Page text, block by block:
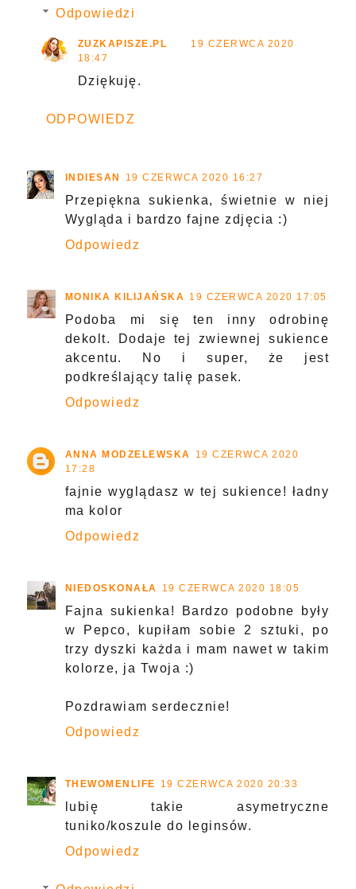
Odpowiedzi
ZUZKAPISZE.PL
19 CZERWCA 2020
18:47
Dziękuję.
ODPOWIEDZ
INDIESAN 19 CZERWCA 2020 16:27
Przepiękna sukienka, świetnie w niej
Wygląda i bardzo fajne zdjęcia :)
Odpowiedz
MONIKA KILIJAŃSKA 19 CZERWCA 2020 17:05
Podoba mi się ten inny odrobinę
dekolt. Dodaje tej zwiewnej sukience
akcentu. No i super, że jest
podkreślający talię pasek.
Odpowiedz
ANNA MODZELEWSKA
19 CZERWCA 2020
17:28
fajnie wyglądasz w tej sukience! ładny
ma kolor
Odpowiedz
NIEDOSKONAŁA 19 CZERWCA 2020 18:05
Fajna sukienka! Bardzo podobne były
w Pepco, kupiłam sobie 2 sztuki, po
trzy dyszki każda i mam nawet w takim
kolorze, ja Twoja :)
Pozdrawiam serdecznie!
Odpowiedz
THEWOMENLIFE 19 CZERWCA 2020 20:33
lubię takie asymetryczne
tuniko/koszule do leginsów.
Odpowiedz